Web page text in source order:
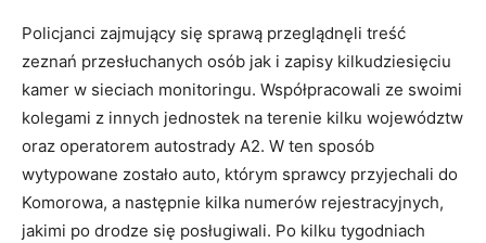
Policjanci zajmujący się sprawą przeglądnęli treść
zeznań przesłuchanych osób jak i zapisy kilkudziesięciu
kamer w sieciach monitoringu. Współpracowali ze swoimi
kolegami z innych jednostek na terenie kilku województw
oraz operatorem autostrady A2. W ten sposób
wytypowane zostało auto, którym sprawcy przyjechali do
Komorowa, a następnie kilka numerów rejestracyjnych,
jakimi po drodze się posługiwali. Po kilku tygodniach